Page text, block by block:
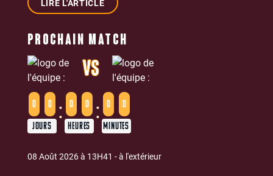
LIRE L'ARTICLE
PROCHAIN MATCH
0 0
JOURS
: 0 0
HEURES
: 0 0
MINUTES
VS
08 Août 2026 à 13H41 - à l'extérieur